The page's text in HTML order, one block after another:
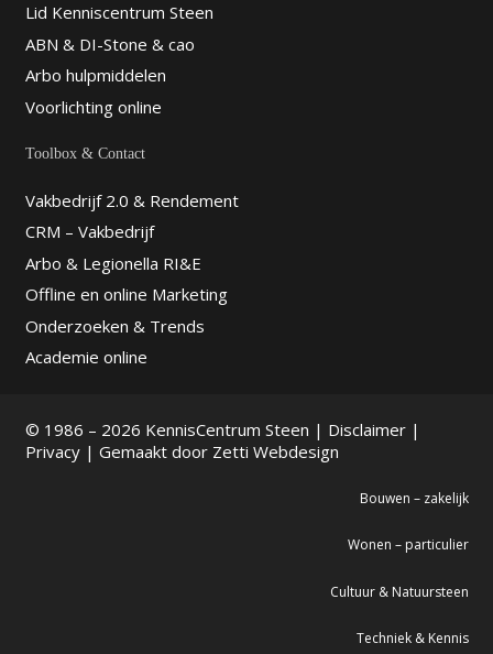
Lid Kenniscentrum Steen
ABN & DI-Stone & cao
Arbo hulpmiddelen
Voorlichting online
Toolbox & Contact
Vakbedrijf 2.0 & Rendement
CRM – Vakbedrijf
Arbo & Legionella RI&E
Offline en online Marketing
Onderzoeken & Trends
Academie online
© 1986 – 2026 KennisCentrum Steen | Disclaimer|
Privacy| Gemaakt door Zetti Webdesign
Bouwen – zakelijk
Wonen – particulier
Cultuur & Natuursteen
Techniek & Kennis